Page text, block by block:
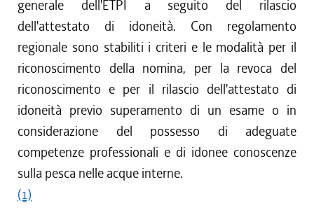
generale dell'ETPI a seguito del rilascio
dell'attestato di idoneità. Con regolamento
regionale sono stabiliti i criteri e le modalità per il
riconoscimento della nomina, per la revoca del
riconoscimento e per il rilascio dell'attestato di
idoneità previo superamento di un esame o in
considerazione del possesso di adeguate
competenze professionali e di idonee conoscenze
sulla pesca nelle acque interne.
(1)